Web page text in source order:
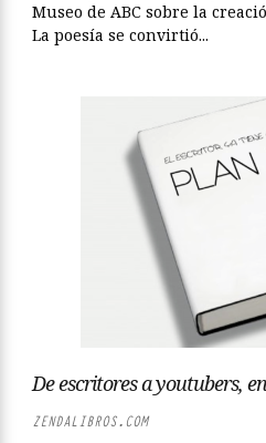
Museo de ABC sobre la
La poesía se convirtió...
De escritores a youtubers,
ZENDALIBROS.COM